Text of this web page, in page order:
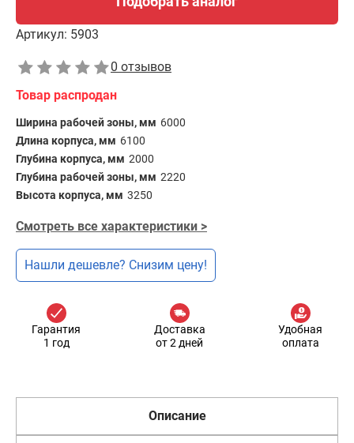
Артикул: 5903
0 отзывов
Товар распродан
Ширина рабочей зоны, мм 6000
Длина корпуса, мм 6100
Глубина корпуса, мм 2000
Глубина рабочей зоны, мм 2220
Высота корпуса, мм 3250
Смотреть все характеристики >
Нашли дешевле? Снизим цену!
Гарантия
1 год
Доставка
от 2 дней
Удобная
оплата
Описание